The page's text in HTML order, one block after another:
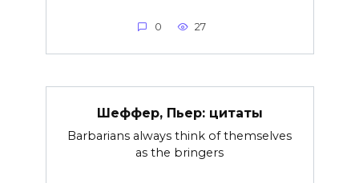
0 27
Шеффер, Пьер: цитаты
Barbarians always think of themselves
as the bringers